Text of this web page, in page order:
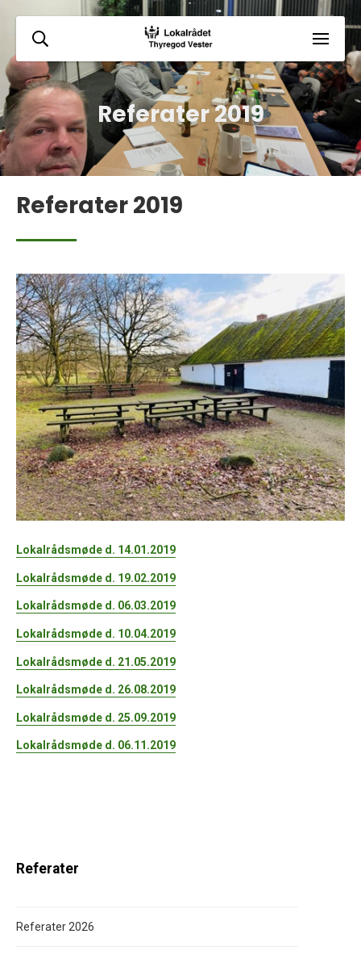
Referater 2019
Referater 2019
Lokalrådsmøde d. 14.01.2019
Lokalrådsmøde d. 19.02.2019
Lokalrådsmøde d. 06.03.2019
Lokalrådsmøde d. 10.04.2019
Lokalrådsmøde d. 21.05.2019
Lokalrådsmøde d. 26.08.2019
Lokalrådsmøde d. 25.09.2019
Lokalrådsmøde d. 06.11.2019
Referater
Referater 2026